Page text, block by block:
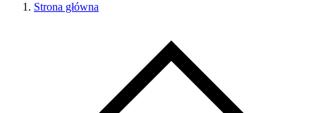
Strona główna